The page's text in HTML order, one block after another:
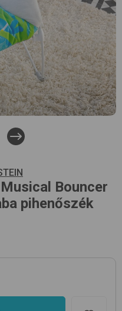
Bouncer
pihenőszék